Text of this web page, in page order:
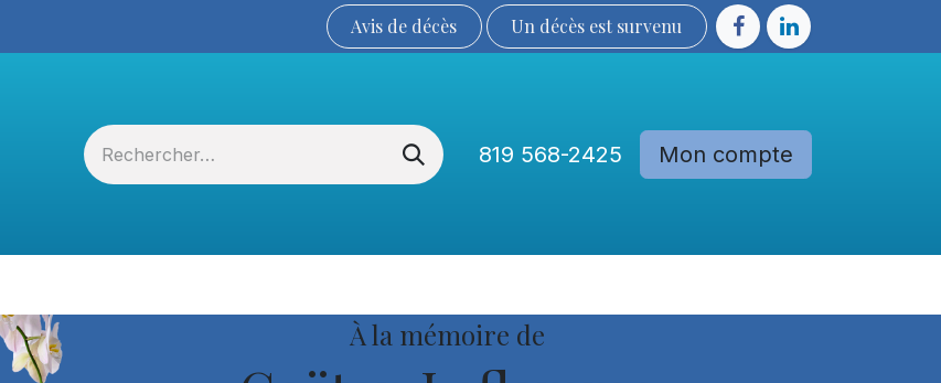
Avis de décès Un décès est sur​​​​​​​​ve​nu​​​​​​​​​​
819 568-2425 Mon compte
À la mémoire de